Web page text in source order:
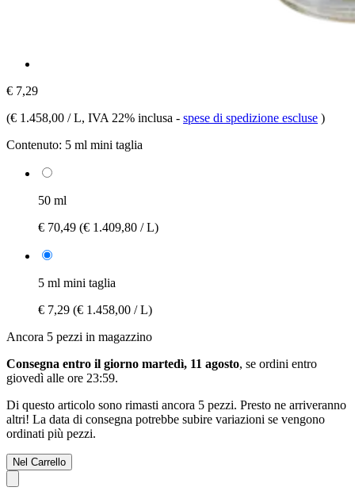
€ 7,29
(€ 1.458,00 / L, IVA 22% inclusa - spese di spedizione escluse )
Contenuto: 5 ml mini taglia
50 ml
€ 70,49 (€ 1.409,80 / L)
5 ml mini taglia
€ 7,29 (€ 1.458,00 / L)
Ancora 5 pezzi in magazzino
Consegna entro il giorno martedì, 11 agosto, se ordini entro
giovedì alle ore 23:59.
Di questo articolo sono rimasti ancora 5 pezzi. Presto ne arriveranno
altri! La data di consegna potrebbe subire variazioni se vengono
ordinati più pezzi.
Nel Carrello